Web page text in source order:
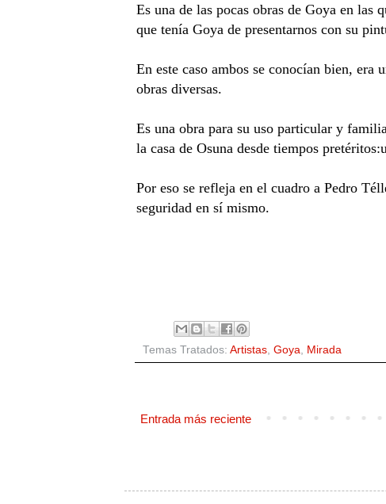
Es una de las pocas obras de Goya en
que tenía Goya de presentarnos con su
En este caso ambos se conocían bien, era
obras diversas.
Es una obra para su uso particular y
la casa de Osuna desde tiempos
Por eso se refleja en el cuadro a Pedro
seguridad en sí mismo.
Temas Tratados: Artistas, Goya Mirada
Entrada más reciente